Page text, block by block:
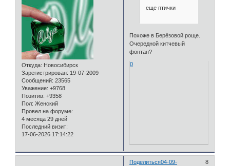
Откуда: Новосибирск
Зарегистрирован: 19-07-2009
Сообщений: 23565
Уважение: +9768
Позитив: +9358
Пол: Женский
Провел на форуме:
4 месяца 29 дней
Последний визит:
17-06-2026 17:14:22
еще птички
Похоже в Берёзовой роще.
Очередной китчевый
фонтан?
0
Поделиться 8
04-09-